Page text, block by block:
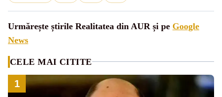
Urmărește știrile Realitatea din AUR și pe Google
News
CELE MAI CITITE
1